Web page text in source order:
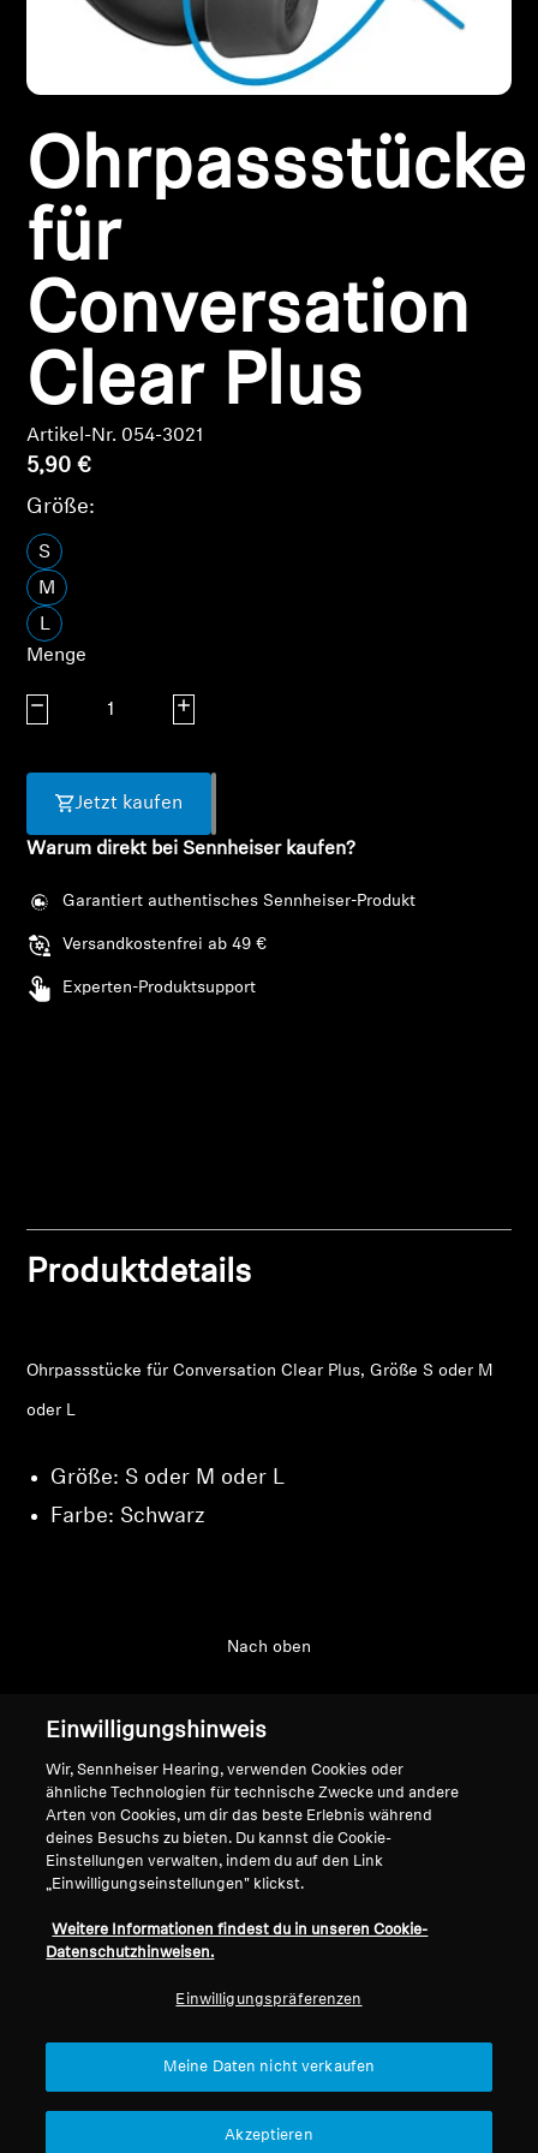
Kopfhörer-Ersatzteile & Zubehör
Hearing
Hearing
TV-Kopfhörer
Ressourcen zum Thema Hören
Original-Hörteile & Zubehör
AMBEO Soundbars und Subs
AMBEO entdecken
Entdecken
Über uns
Innovationen
Soundspace
Ohrpassstücke
für
Conversation
Clear Plus
Artikel-Nr. 054-3021
5,90 €
Größe:
S
M
L
Menge
Menge verringern Menge erhöhen
Jetzt kaufen
Warum direkt bei Sennheiser kaufen?
Garantiert authentisches Sennheiser-Produkt
Versandkostenfrei ab 49 €
Experten-Produktsupport
Produktdetails
Ohrpassstücke für Conversation Clear Plus, Größe S oder M
oder L
Größe: S oder M oder L
Farbe: Schwarz
Nach oben
Impressum
Vertrag widerrufen
Globale Datenschutzrichtlinie
Allgemeine
Geschäftsbedingungen für
Koordinierte Richtlinie zur
Unser Unternehmen
Karriere bei Sonova
Sennheiser Consumer
Einwilligungshinweis
Wir, Sennheiser Hearing, verwenden Cookies oder
ähnliche Technologien für technische Zwecke und andere
Arten von Cookies, um dir das beste Erlebnis während
deines Besuchs zu bieten. Du kannst die Cookie-
Einstellungen verwalten, indem du auf den Link
„Einwilligungseinstellungen" klickst.
Weitere Informationen findest du in unseren Cookie-
Datenschutzhinweisen.
Einwilligungspräferenzen
Meine Daten nicht verkaufen
Akzeptieren